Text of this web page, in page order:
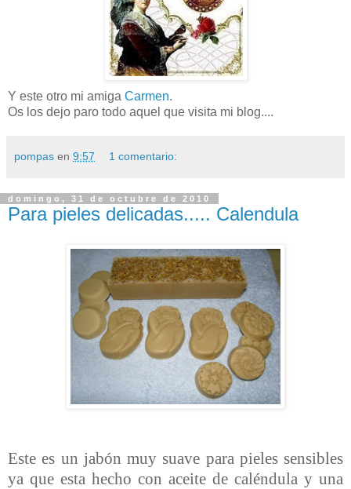
Y este otro mi amiga Carmen.
Os los dejo paro todo aquel que visita mi blog....
pompas en 9:57 1 comentario:
domingo, 31 de octubre de 2010
Para pieles delicadas..... Calendula
Este es un jabón muy suave para pieles sensibles
ya que esta hecho con aceite de caléndula y una